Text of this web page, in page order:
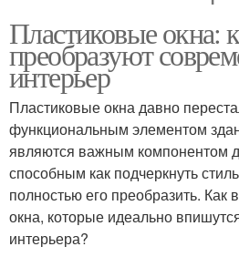
Пластиковые окна:
преобразуют
интерьер
Пластиковые окна давно
функциональным элементом
являются важным компонентом
способным как подчеркнуть
полностью его преобразить. Как
окна, которые идеально
интерьера?